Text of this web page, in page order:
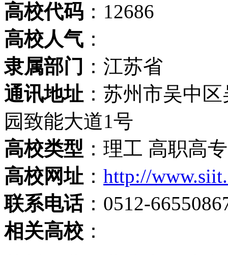
高校代码 ：12686
高校人气 ：
隶属部门 ：江苏省
通讯地址 ：苏州市吴中
园致能大道1号
高校类型 ：理工 高职高
高校网址 ： http://
联系电话：0512-
相关高校 ：